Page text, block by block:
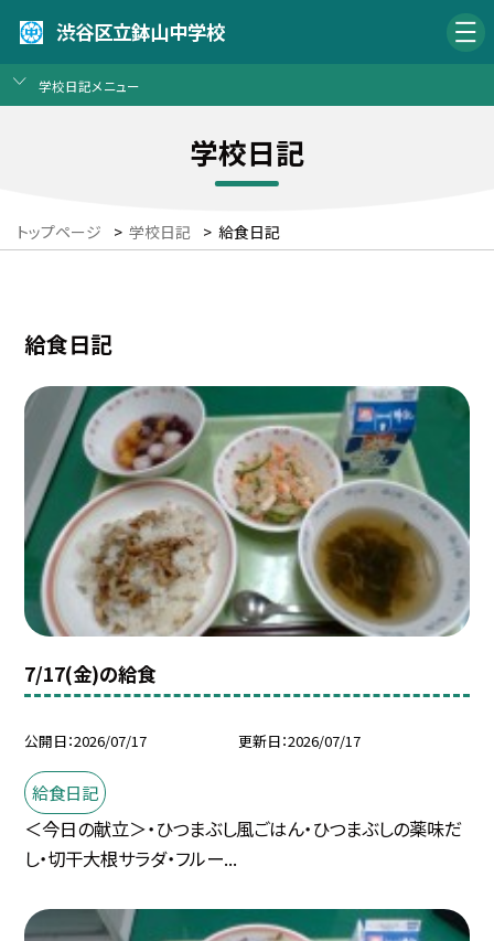
渋谷区立鉢山中学校
学校日記メニュー
学校日記
トップページ > 学校日記 > 給食日記
給食日記
7/17(金)の給食
公開日 2026/07/17 更新日 2026/07/17
給食日記
＜今日の献立＞・ひつまぶし風ごはん・ひつまぶしの薬味だ
し・切干大根サラダ・フルー...